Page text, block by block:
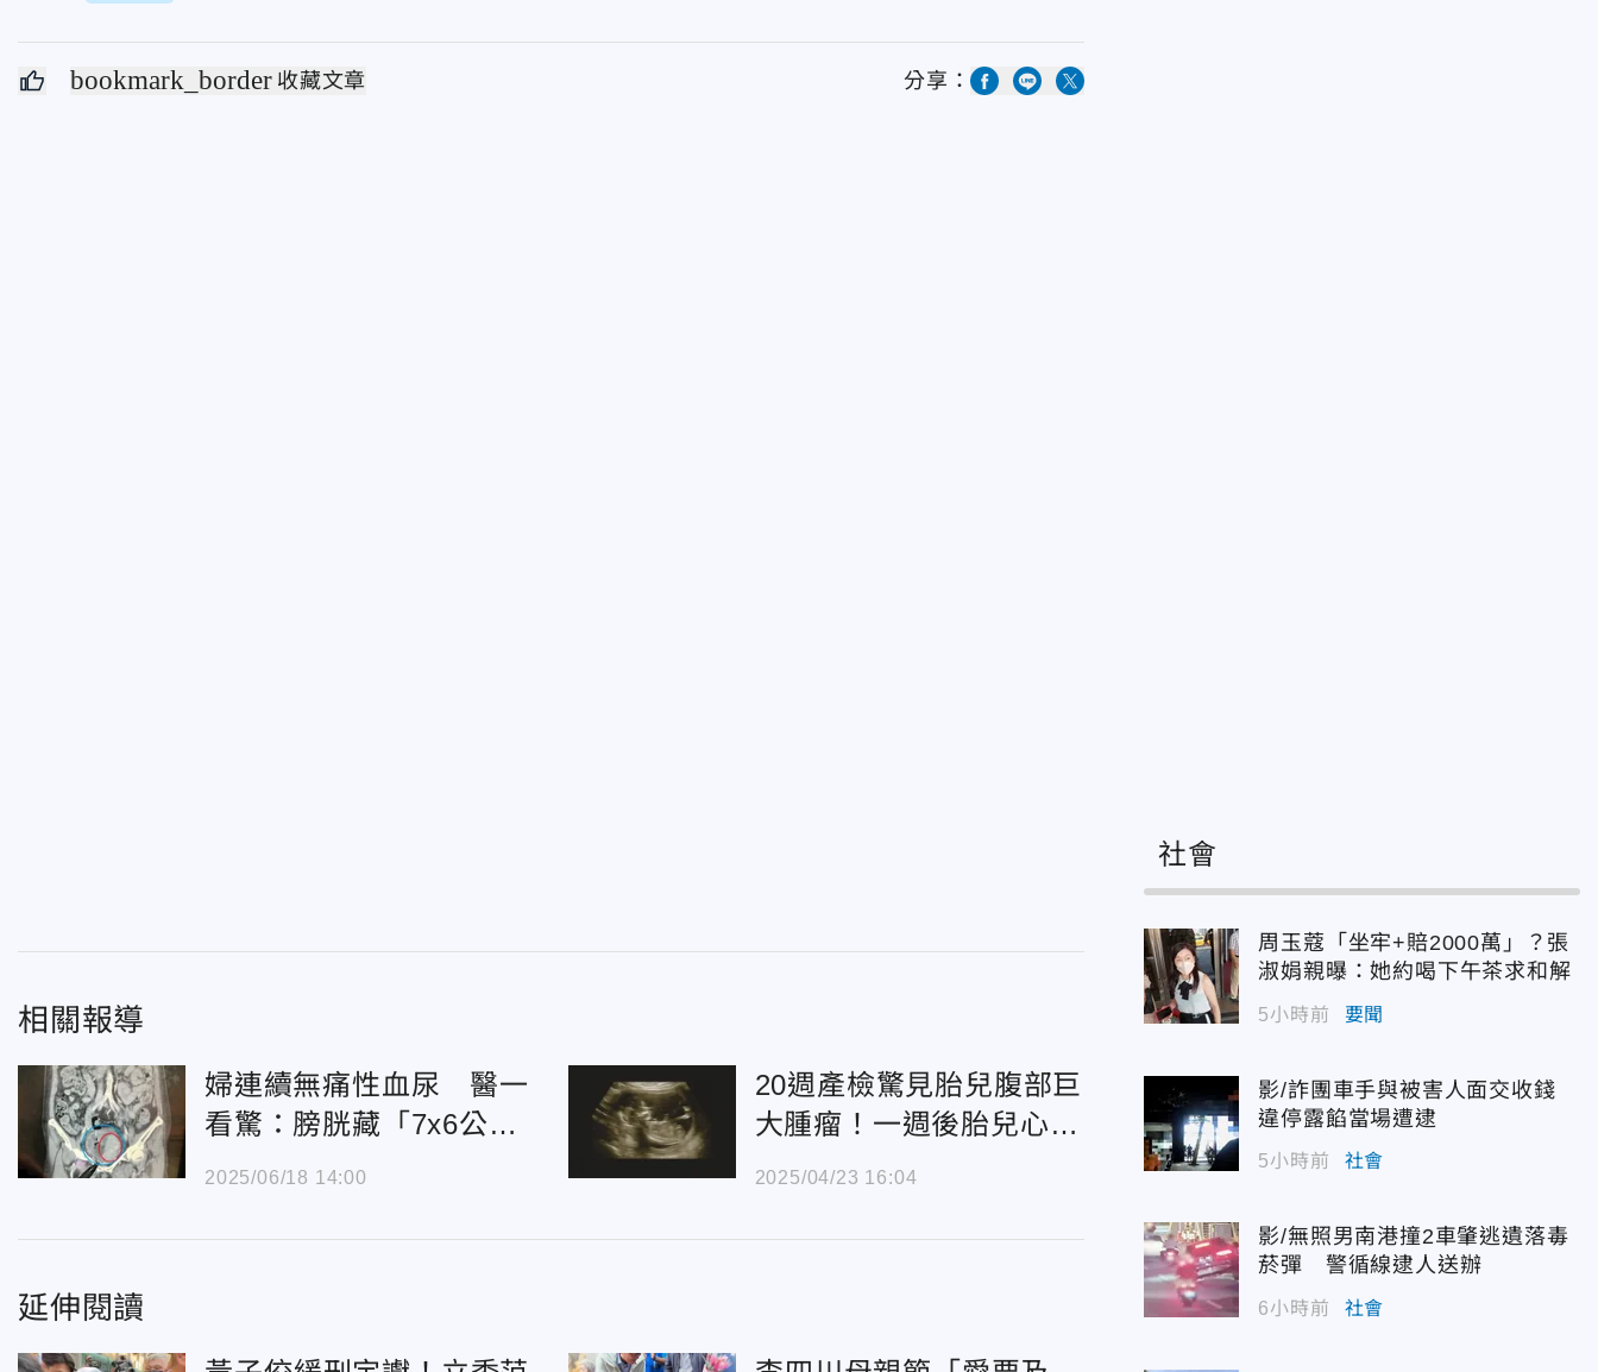
bookmark_border 收藏文章 分享：
相關報導
婦連續無痛性血尿 醫一
看驚：膀胱藏「7x6公
分」腫瘤
2025/06/18 14:00
20週產檢驚見胎兒腹部巨
大腫瘤！一週後胎兒心跳
停止
2025/04/23 16:04
延伸閱讀
社會
周玉蔻「坐牢+賠2000萬」？張
淑娟親曝：她約喝下午茶求和解
5小時前 要聞
影/詐團車手與被害人面交收錢
違停露餡當場遭逮
5小時前 社會
影/無照男南港撞2車肇逃遺落毒
菸彈 警循線逮人送辦
6小時前 社會